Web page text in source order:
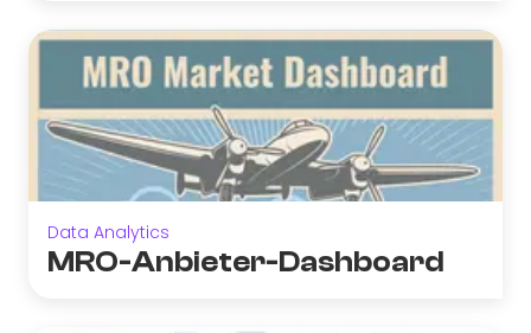
Data Analytics
MRO-Anbieter-Dashboard